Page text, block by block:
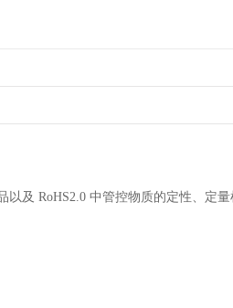
以及 RoHS2.0 中管控物质的定性、定量